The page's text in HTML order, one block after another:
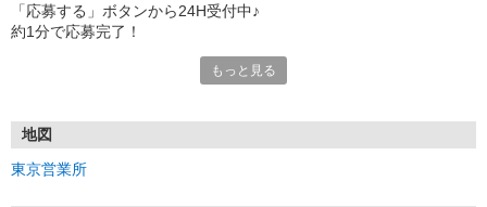
「応募する」ボタンから24H受付中♪
約1分で応募完了！
①応募から3営業日を目安に、メールorお電話でご連絡します。
もっと見る
地図
東京営業所